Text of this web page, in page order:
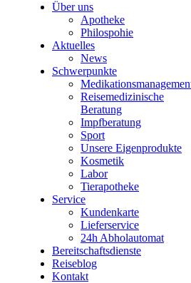
Über uns
Apotheke
Philospohie
Aktuelles
News
Schwerpunkte
Reisemedizinische
Beratung
Impfberatung
Sport
Unsere Eigenprodukte
Kosmetik
Labor
Tierapotheke
Service
Kundenkarte
Lieferservice
24h Abholautomat
Bereitschaftsdienste
Reiseblog
Kontakt